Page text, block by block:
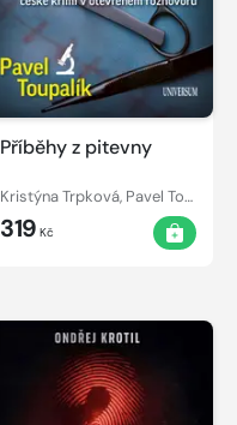
Příběhy z pitevny
Kristýna Trpková, Pavel Toupalík
319 Kč